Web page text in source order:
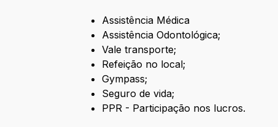
Assistência Médica
Assistência Odontológica;
Vale transporte;
Refeição no local;
Gympass;
Seguro de vida;
PPR - Participação nos lucros.